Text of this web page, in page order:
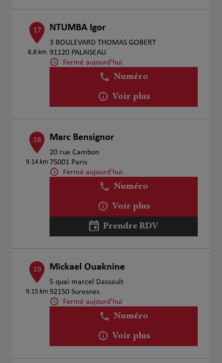
17
8.8 km
NTUMBA Igor
3 BOULEVARD THOMAS GOBERT
91120 PALAISEAU
Fermé aujourd'hui
Numéro
Voir plus
18
9.14 km
Marc Bensignor
20 rue Cambon
75001 Paris
Fermé aujourd'hui
Numéro
Voir plus
Prendre RDV
19
9.15 km
Mickael Ouaknine
5 quai marcel Dassault
92150 Suresnes
Fermé aujourd'hui
Numéro
Voir plus